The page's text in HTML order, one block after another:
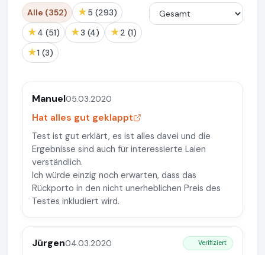
Alle (352) ★ 5 (293)
★ 4 (51) ★ 3 (4) ★ 2 (1)
★ 1 (3)
Manuel05.03.2020
Hat alles gut geklappt
Test ist gut erklärt, es ist alles davei und die
Ergebnisse sind auch für interessierte Laien
verständlich.
Ich würde einzig noch erwarten, dass das
Rückporto in den nicht unerheblichen Preis des
Testes inkludiert wird.
Jürgen04.03.2020 Verifiziert